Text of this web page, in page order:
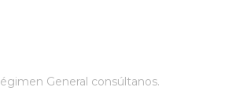
General consúltanos.